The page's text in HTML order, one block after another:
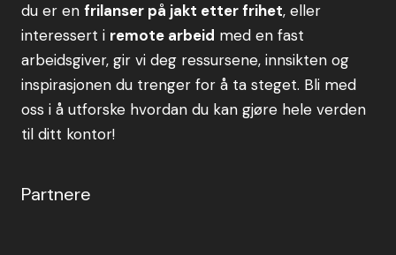
du er en frilanser på jakt etter frihet, eller
interessert i remote arbeid med en fast
arbeidsgiver, gir vi deg ressursene, innsikten og
inspirasjonen du trenger for å ta steget. Bli med
oss i å utforske hvordan du kan gjøre hele verden
til ditt kontor!
Partnere